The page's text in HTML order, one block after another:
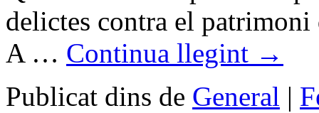
delictes contra el patrimoni
A … Continua llegint →
Publicat dins de General |